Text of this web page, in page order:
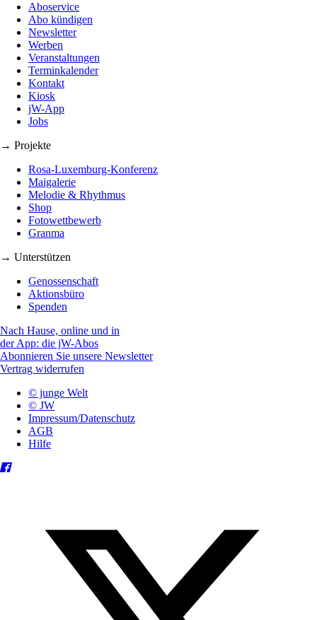
Aboservice
Abo kündigen
Newsletter
Werben
Veranstaltungen
Terminkalender
Kontakt
Kiosk
jW-App
Jobs
→ Projekte
Rosa-Luxemburg-Konferenz
Maigalerie
Melodie & Rhythmus
Shop
Fotowettbewerb
Granma
→ Unterstützen
Genossenschaft
Aktionsbüro
Spenden
Nach Hause, online und in
der App: die jW-Abos
Abonnieren Sie unsere Newsletter
Vertrag widerrufen
© junge Welt
© JW
Impressum/Datenschutz
AGB
Hilfe